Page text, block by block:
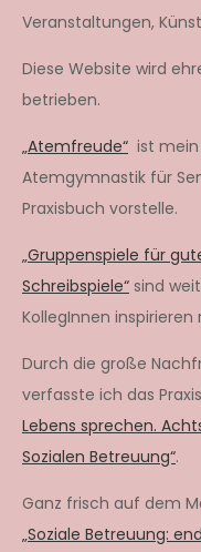
Veranstaltungen,
Diese Website wird
betrieben.
„Atemfreude“ ist
Atemgymnastik für
Praxisbuch vorstelle.
„Gruppenspiele für
Schreibspiele“ sind
KollegInnen
Durch die große
verfasste ich das
Lebens sprechen.
Sozialen Betreuung“.
Ganz frisch auf dem
„Soziale Betreuung: